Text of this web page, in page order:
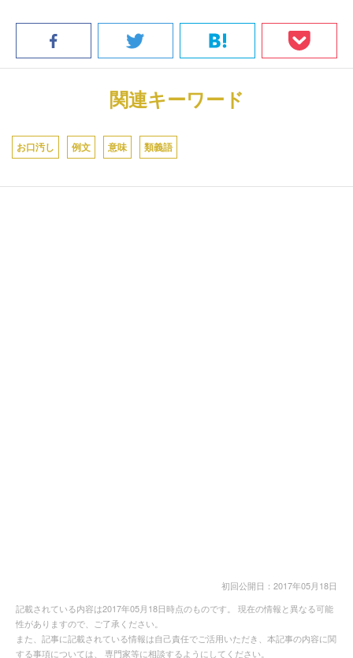
関連キーワード
お口汚し 例文 意味 類義語
初回公開日：2017年05月18日
記載されている内容は2017年05月18日時点のものです。 現在の情報と異なる可能
性がありますので、ご了承ください。
また、記事に記載されている情報は自己責任でご活用いただき、本記事の内容に関
する事項については、 専門家等に相談するようにしてください。